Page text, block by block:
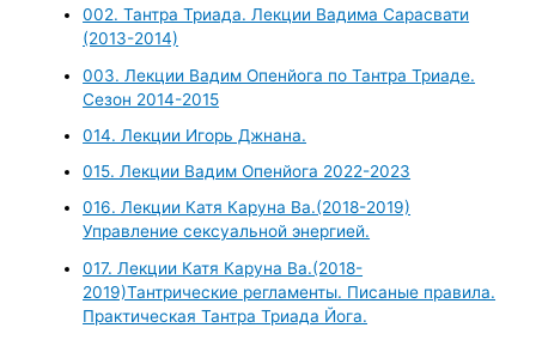
002. Тантра Триада. Лекции Вадима Сарасвати
(2013-2014)
003. Лекции Вадим Опенйога по Тантра Триаде.
Сезон 2014-2015
014. Лекции Игорь Джнана.
015. Лекции Вадим Опенйога 2022-2023
016. Лекции Катя Каруна Ва.(2018-2019)
Управление сексуальной энергией.
017. Лекции Катя Каруна Ва.(2018-
2019)Тантрические регламенты. Писаные правила.
Практическая Тантра Триада Йога.